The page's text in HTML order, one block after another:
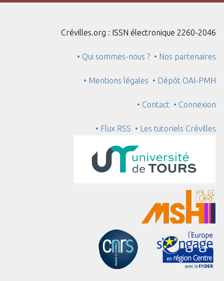
Crévilles.org : ISSN électronique 2260-2046
• Qui sommes-nous ? • Nos partenaires
• Mentions légales • Dépôt OAI-PMH
• Contact • Connexion
• Flux RSS • Les tutoriels Crévilles